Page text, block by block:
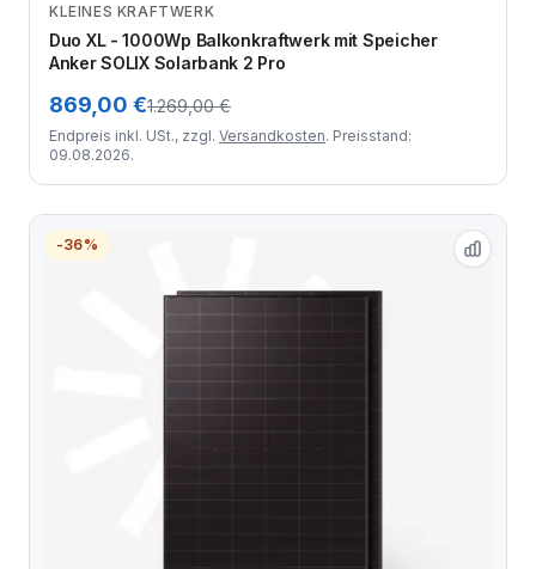
Zum Angebot
KLEINES KRAFTWERK
Duo XL - 1000Wp Balkonkraftwerk mit Speicher
Anker SOLIX Solarbank 2 Pro
869,00 €1.269,00 €
Endpreis inkl. USt., zzgl. Versandkosten. Preisstand:
09.08.2026.
-36%